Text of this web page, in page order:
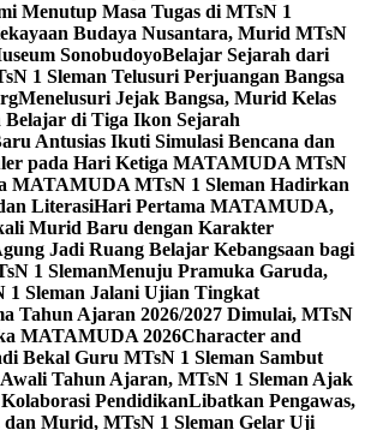
Menutup Masa Tugas di MTsN 1
Budaya Nusantara, Murid MTsN
SonobudoyoBelajar Sejarah dari
1 Sleman Telusuri Perjuangan Bangsa
Menelusuri Jejak Bangsa, Murid Kelas
di Tiga Ikon Sejarah
Antusias Ikuti Simulasi Bencana dan
pada Hari Ketiga MATAMUDA MTsN
MATAMUDA MTsN 1 Sleman Hadirkan
LiterasiHari Pertama MATAMUDA,
Murid Baru dengan Karakter
Jadi Ruang Belajar Kebangsaan bagi
1 SlemanMenuju Pramuka Garuda,
Sleman Jalani Ujian Tingkat
Tahun Ajaran 2026/2027 Dimulai, MTsN
MATAMUDA 2026Character and
Bekal Guru MTsN 1 Sleman Sambut
Awali Tahun Ajaran, MTsN 1 Sleman Ajak
PendidikanLibatkan Pengawas,
Murid, MTsN 1 Sleman Gelar Uji